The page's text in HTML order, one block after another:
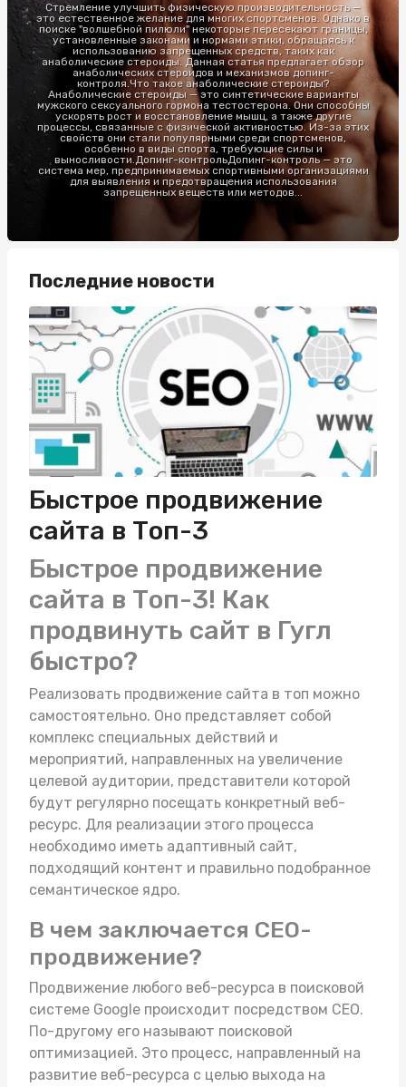
Стремление улучшить физическую производительность —
это естественное желание для многих спортсменов. Однако в
поиске "волшебной пилюли" некоторые пересекают границы,
установленные законами и нормами этики, обращаясь к
использованию запрещенных средств, таких как
анаболические стероиды. Данная статья предлагает обзор
анаболических стероидов и механизмов допинг-
контроля.Что такое анаболические стероиды?
Анаболические стероиды — это синтетические варианты
мужского сексуального гормона тестостерона. Они способны
ускорять рост и восстановление мышц, а также другие
процессы, связанные с физической активностью. Из-за этих
свойств они стали популярными среди спортсменов,
особенно в виды спорта, требующие силы и
выносливости.Допинг-контрольДопинг-контроль — это
система мер, предпринимаемых спортивными организациями
для выявления и предотвращения использования
запрещенных веществ или методов...
Последние новости
Быстрое продвижение
сайта в Топ-3
Быстрое продвижение
сайта в Топ-3! Как
продвинуть сайт в Гугл
быстро?
Реализовать продвижение сайта в топ можно
самостоятельно. Оно представляет собой
комплекс специальных действий и
мероприятий, направленных на увеличение
целевой аудитории, представители которой
будут регулярно посещать конкретный веб-
ресурс. Для реализации этого процесса
необходимо иметь адаптивный сайт,
подходящий контент и правильно подобранное
семантическое ядро.
В чем заключается СЕО-
продвижение?
Продвижение любого веб-ресурса в поисковой
системе Google происходит посредством СЕО.
По-другому его называют поисковой
оптимизацией. Это процесс, направленный на
развитие веб-ресурса с целью выхода на